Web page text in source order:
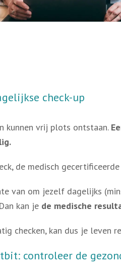
check-up
kunnen vrij plots ontstaan.
de medisch
van om jezelf dagelijks
kan je de medische
checken, kan dus je leven
controleer de